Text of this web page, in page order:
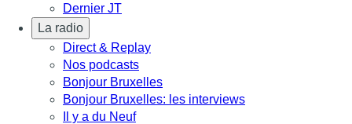
Dernier JT
La radio
Direct & Replay
Nos podcasts
Bonjour Bruxelles
Bonjour Bruxelles: les interviews
Il y a du Neuf